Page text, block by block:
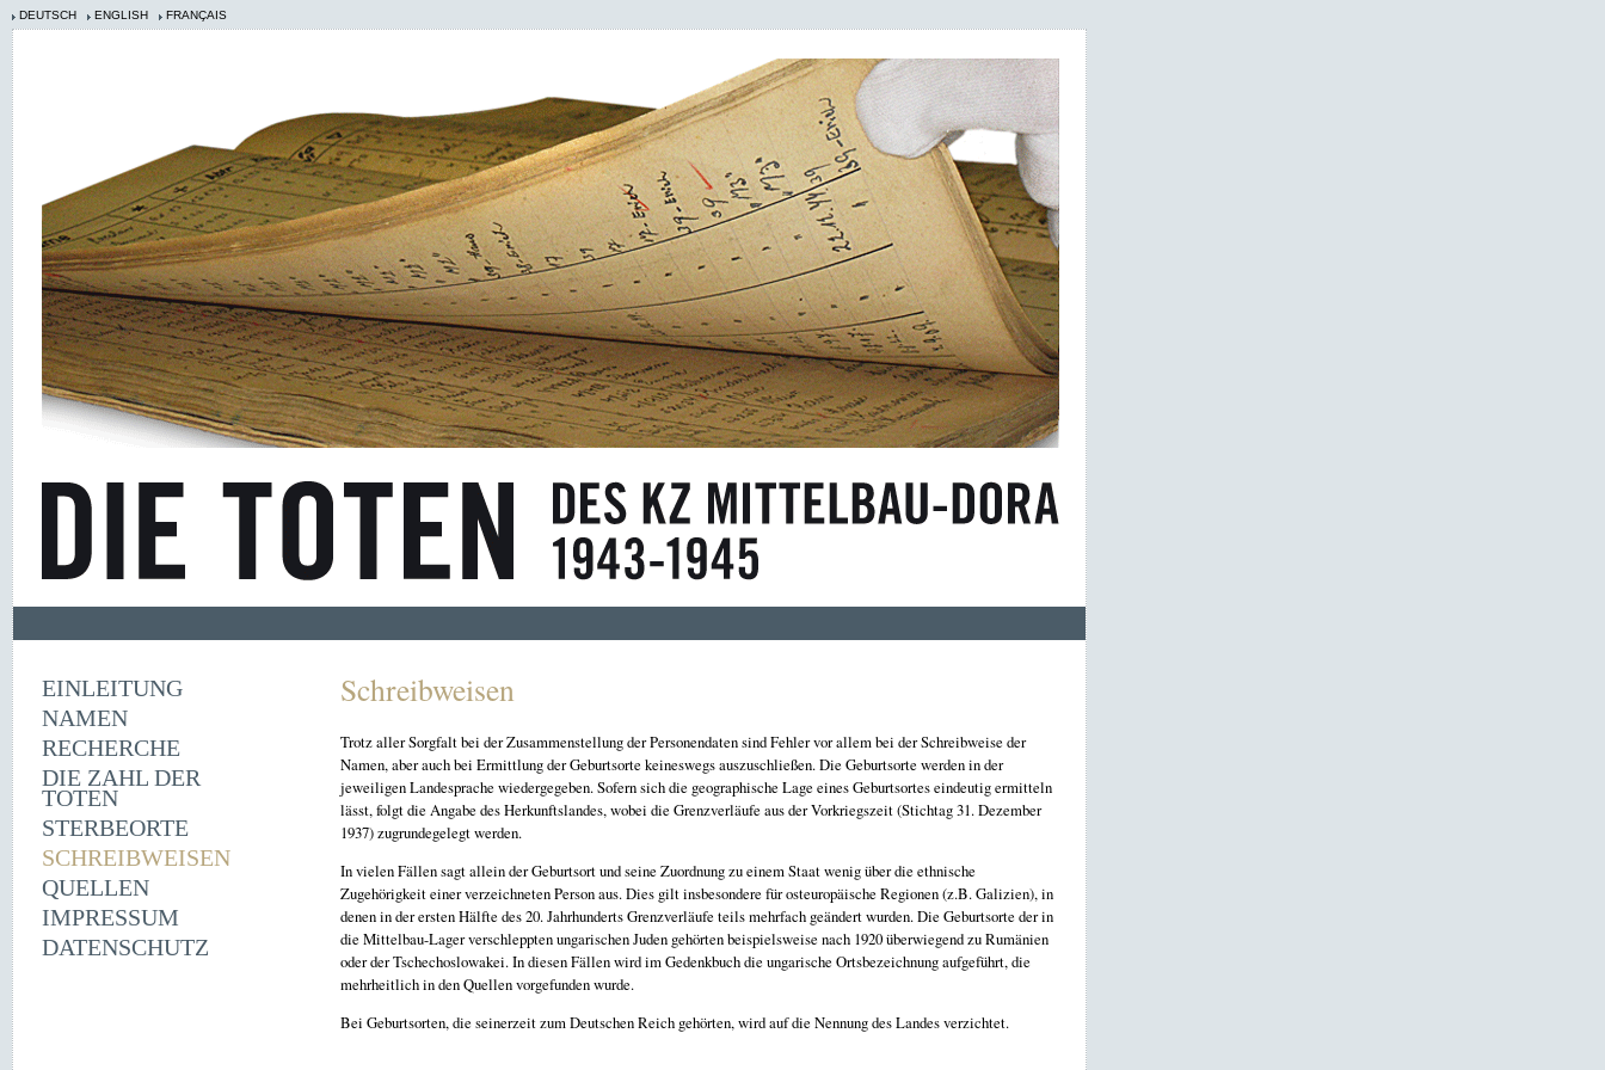
DEUTSCH ENGLISH FRANÇAIS
EINLEITUNG
NAMEN
RECHERCHE
DIE ZAHL DER
TOTEN
STERBEORTE
SCHREIBWEISEN
QUELLEN
IMPRESSUM
DATENSCHUTZ
Schreibweisen
Trotz aller Sorgfalt bei der Zusammenstellung der Personendaten sind Fehler vor allem bei der Schreibweise der
Namen, aber auch bei Ermittlung der Geburtsorte keineswegs auszuschließen. Die Geburtsorte werden in der
jeweiligen Landesprache wiedergegeben. Sofern sich die geographische Lage eines Geburtsortes eindeutig ermitteln
lässt, folgt die Angabe des Herkunftslandes, wobei die Grenzverläufe aus der Vorkriegszeit (Stichtag 31. Dezember
1937) zugrundegelegt werden.
In vielen Fällen sagt allein der Geburtsort und seine Zuordnung zu einem Staat wenig über die ethnische
Zugehörigkeit einer verzeichneten Person aus. Dies gilt insbesondere für osteuropäische Regionen (z.B. Galizien), in
denen in der ersten Hälfte des 20. Jahrhunderts Grenzverläufe teils mehrfach geändert wurden. Die Geburtsorte der in
die Mittelbau-Lager verschleppten ungarischen Juden gehörten beispielsweise nach 1920 überwiegend zu Rumänien
oder der Tschechoslowakei. In diesen Fällen wird im Gedenkbuch die ungarische Ortsbezeichnung aufgeführt, die
mehrheitlich in den Quellen vorgefunden wurde.
Bei Geburtsorten, die seinerzeit zum Deutschen Reich gehörten, wird auf die Nennung des Landes verzichtet.